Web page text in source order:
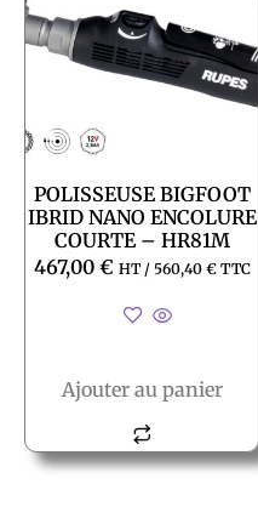
POLISSEUSE BIGFOOT
IBRID NANO ENCOLURE
COURTE – HR81M
467,00 € HT / 560,40 €TTC
Ajouter au panier